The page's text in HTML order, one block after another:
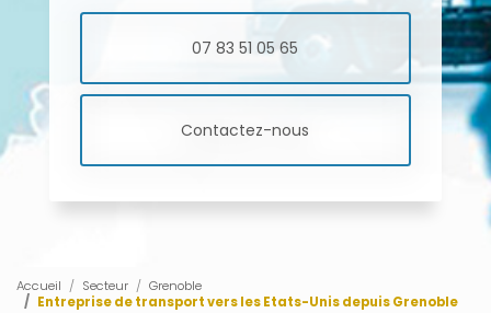
07 83 51 05 65
Contactez-nous
Accueil Secteur
Grenoble
Entreprise de transport vers les Etats-Unis depuis Grenoble